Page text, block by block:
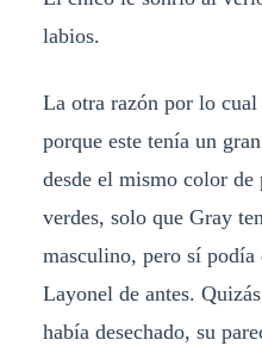
labios.
La otra razón por lo
porque este tenía un
desde el mismo color de
verdes, solo que Gray
masculino, pero sí podía
Layonel de antes.
había desechado, su